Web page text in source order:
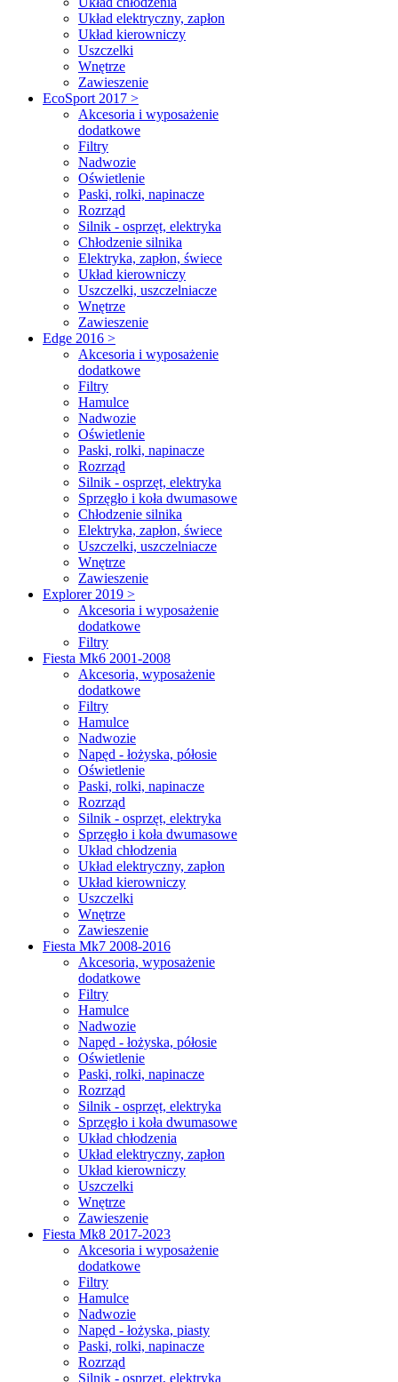
Układ elektryczny, zapłon
Układ kierowniczy
Uszczelki
Wnętrze
Zawieszenie
EcoSport 2017 >
Akcesoria i wyposażenie
dodatkowe
Filtry
Nadwozie
Oświetlenie
Paski, rolki, napinacze
Rozrząd
Silnik - osprzęt, elektryka
Chłodzenie silnika
Elektryka, zapłon, świece
Układ kierowniczy
Uszczelki, uszczelniacze
Wnętrze
Zawieszenie
Edge 2016 >
Akcesoria i wyposażenie
dodatkowe
Filtry
Hamulce
Nadwozie
Oświetlenie
Paski, rolki, napinacze
Rozrząd
Silnik - osprzęt, elektryka
Sprzęgło i koła dwumasowe
Chłodzenie silnika
Elektryka, zapłon, świece
Uszczelki, uszczelniacze
Wnętrze
Zawieszenie
Explorer 2019 >
Akcesoria i wyposażenie
dodatkowe
Filtry
Fiesta Mk6 2001-2008
Akcesoria, wyposażenie
dodatkowe
Filtry
Hamulce
Nadwozie
Napęd - łożyska, półosie
Oświetlenie
Paski, rolki, napinacze
Rozrząd
Silnik - osprzęt, elektryka
Sprzęgło i koła dwumasowe
Układ chłodzenia
Układ elektryczny, zapłon
Układ kierowniczy
Uszczelki
Wnętrze
Zawieszenie
Fiesta Mk7 2008-2016
Akcesoria, wyposażenie
dodatkowe
Filtry
Hamulce
Nadwozie
Napęd - łożyska, półosie
Oświetlenie
Paski, rolki, napinacze
Rozrząd
Silnik - osprzęt, elektryka
Sprzęgło i koła dwumasowe
Układ chłodzenia
Układ elektryczny, zapłon
Układ kierowniczy
Uszczelki
Wnętrze
Zawieszenie
Fiesta Mk8 2017-2023
Akcesoria i wyposażenie
dodatkowe
Filtry
Hamulce
Nadwozie
Napęd - łożyska, piasty
Paski, rolki, napinacze
Rozrząd
Silnik - osprzęt, elektryka